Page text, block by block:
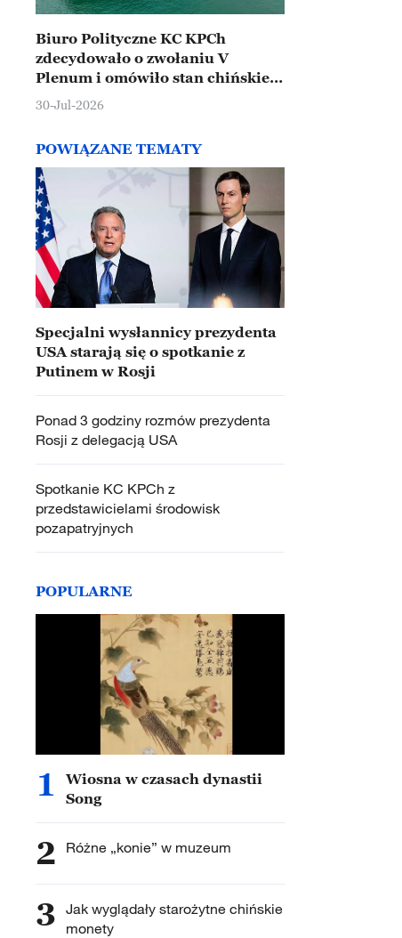
Biuro Polityczne KC KPCh
zdecydowało o zwołaniu V
Plenum i omówiło stan chińskiej
gospodarki
30-Jul-2026
POWIĄZANE TEMATY
Specjalni wysłannicy prezydenta
USA starają się o spotkanie z
Putinem w Rosji
Ponad 3 godziny rozmów prezydenta
Rosji z delegacją USA
Spotkanie KC KPCh z
przedstawicielami środowisk
pozapatryjnych
POPULARNE
1
Wiosna w czasach dynastii
Song
2 Różne „konie” w muzeum
3 Jak wyglądały starożytne chińskie
monety